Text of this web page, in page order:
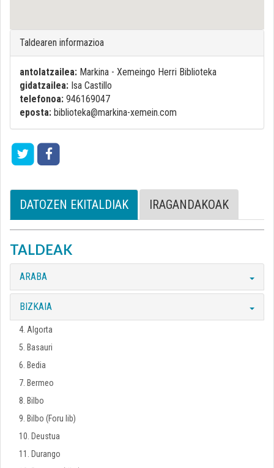
Taldearen informazioa
antolatzailea: Markina - Xemeingo Herri Biblioteka
gidatzailea: Isa Castillo
telefonoa: 946169047
eposta: biblioteka@markina-xemein.com
DATOZEN EKITALDIAK IRAGANDAKOAK
TALDEAK
ARABA
BIZKAIA
4. Algorta
5. Basauri
6. Bedia
7. Bermeo
8. Bilbo
9. Bilbo (Foru lib)
10. Deustua
11. Durango